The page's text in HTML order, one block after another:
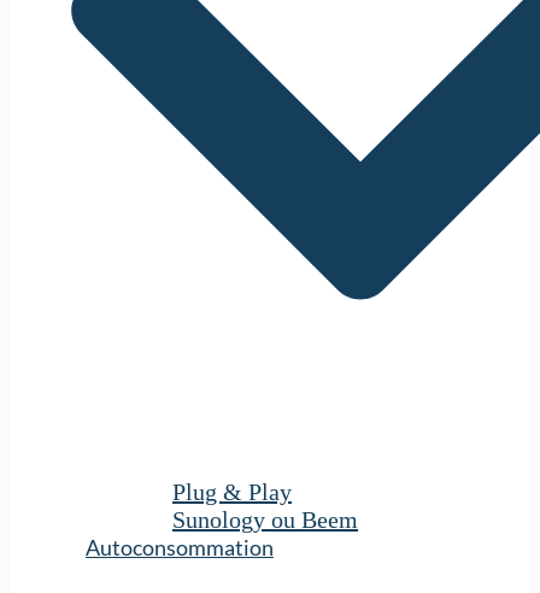
Plug & Play
Sunology ou Beem
Autoconsommation